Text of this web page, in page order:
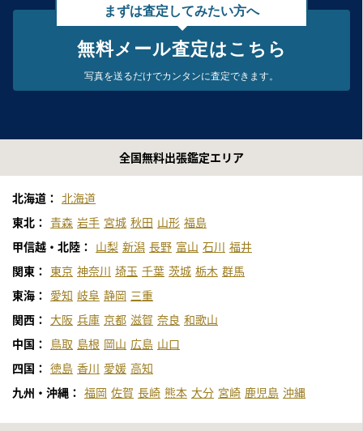
まずは査定してみたい方へ
無料メール査定はこちら
写真を送るだけでカンタンに査定できます。
全国無料出張鑑定エリア
北海道： 北海道
東北： 青森 岩手 宮城 秋田 山形 福島
甲信越・北陸：
山梨 新潟 長野 富山 石川 福井
関東：
東京 神奈川 埼玉 千葉 茨城 栃木 群馬
東海：
愛知 岐阜 静岡 三重
関西： 大阪 兵庫 京都 滋賀 奈良 和歌山
中国：
鳥取 島根 岡山 広島 山口
四国： 徳島 香川 愛媛 高知
九州・沖縄： 福岡 佐賀 長崎 熊本 大分 宮崎 鹿児島 沖縄